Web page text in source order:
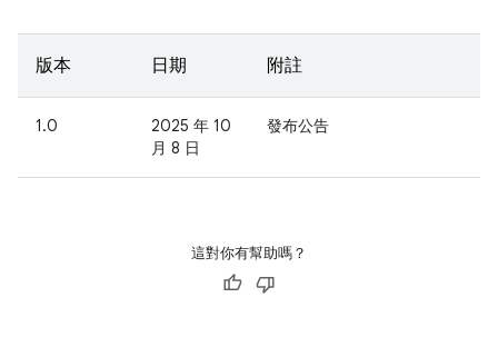
版本 日期 附註
1.0
2025 年 10
月 8 日
發布公告
這對你有幫助嗎？